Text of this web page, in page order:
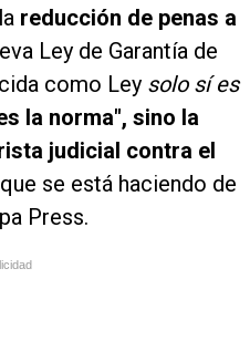
reducción de penas a
Ley de Garantía de
como Ley solo sí es
la norma", sino la
judicial contra el
que se está haciendo de
Press.